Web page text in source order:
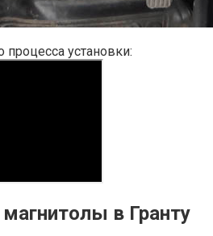
установки:
в Гранту